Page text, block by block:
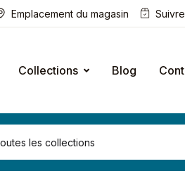
Emplacement du magasin
Collections Blog